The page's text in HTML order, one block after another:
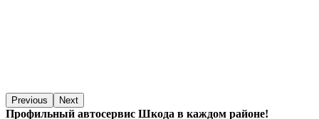
Previous Next
Профильный автосервис Шкода в каждом районе!